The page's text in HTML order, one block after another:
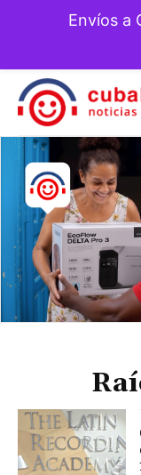
Envíos a